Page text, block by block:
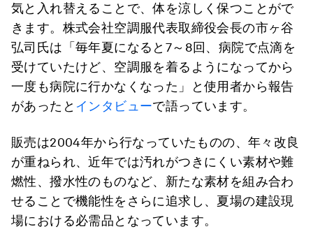
気と入れ替えることで、体を涼しく保つことがで
きます。株式会社空調服代表取締役会長の市ヶ谷
弘司氏は「毎年夏になると7～8回、病院で点滴を
受けていたけど、空調服を着るようになってから
一度も病院に行かなくなった」と使用者から報告
があったと インタビューで語っています。
販売は2004年から行なっていたものの、年々改良
が重ねられ、近年では汚れがつきにくい素材や難
燃性、撥水性のものなど、新たな素材を組み合わ
せることで機能性をさらに追求し、夏場の建設現
場における必需品となっています。